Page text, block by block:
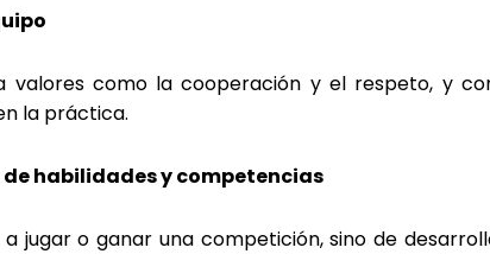
valores como la cooperación y el respeto, y
la práctica.
de habilidades y competencias
jugar o ganar una competición, sino de